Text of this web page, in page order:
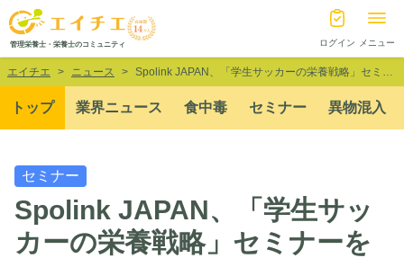
管理栄養士・栄養士のコミュニティ ログイン メニュー
エイチエ ニュース Spolink JAPAN、「学生サッカーの栄養戦略」セミナーを開催
トップ 業界ニュース 食中毒 セミナー 異物混入
セミナー
Spolink JAPAN、「学生サッ
カーの栄養戦略」セミナーを